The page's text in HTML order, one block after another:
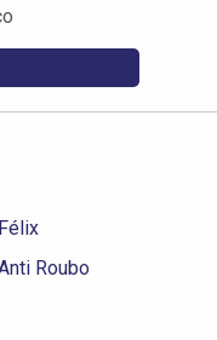
Roubo